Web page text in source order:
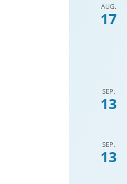
AUG.
17
SEP.
13
SEP.
13